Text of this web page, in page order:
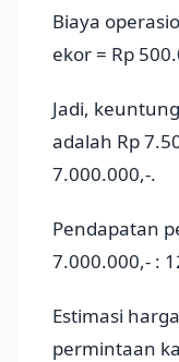
Biaya
ekor = Rp
Jadi,
adalah Rp
7.000.000,-.
Pendapatan
7.000.000,- :
Estimasi
permintaan